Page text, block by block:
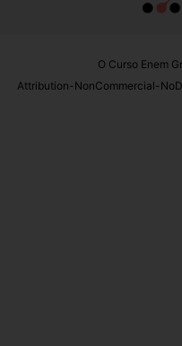
O Curso Enem
Attribution-NonCommercial-